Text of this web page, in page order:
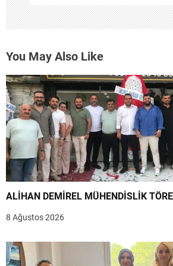
You May Also Like
ALİHAN DEMİREL MÜHENDİSLİK
8 Ağustos 2026